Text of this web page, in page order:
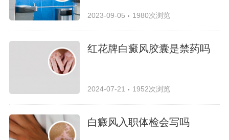
2023-09-05 1980次浏览
红花牌白癜风胶囊是禁药吗
2024-07-21 1952次浏览
白癜风入职体检会写吗